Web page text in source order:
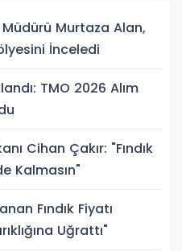
Murtaza Alan,
İnceledi
TMO 2026 Alım
Cihan Çakır: "Fındık
Kalmasın"
Fındık Fiyatı
Uğrattı"